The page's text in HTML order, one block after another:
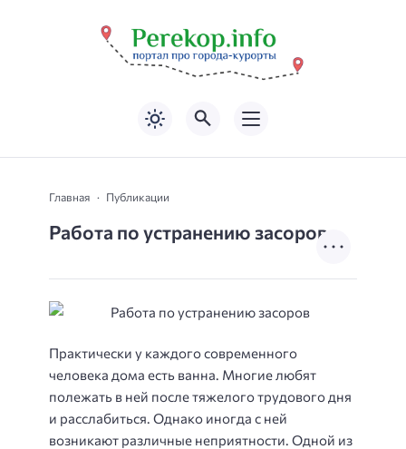
Главная Публикации
Работа по устранению засоров
Практически у каждого современного
человека дома есть ванна. Многие любят
полежать в ней после тяжелого трудового дня
и расслабиться. Однако иногда с ней
возникают различные неприятности. Одной из